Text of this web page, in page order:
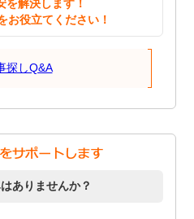
を解決します！
お役立てください！
探しQ&A
ありませんか？